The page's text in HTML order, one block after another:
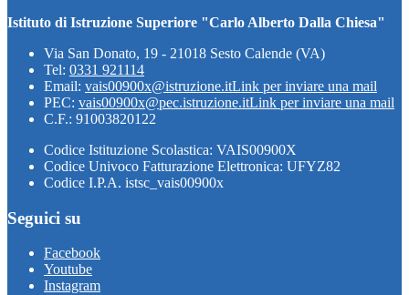
Istituto di Istruzione Superiore "Carlo Alberto Dalla Chiesa"
Via San Donato, 19 - 21018 Sesto Calende (VA)
Tel: 0331 921114
Email: vais00900x@istruzione.itLink per inviare una mail
PEC: vais00900x@pec.istruzione.itLink per inviare una mail
C.F.: 91003820122
Codice Istituzione Scolastica: VAIS00900X
Codice Univoco Fatturazione Elettronica: UFYZ82
Codice I.P.A. istsc_vais00900x
Seguici su
Facebook
Youtube
Instagram